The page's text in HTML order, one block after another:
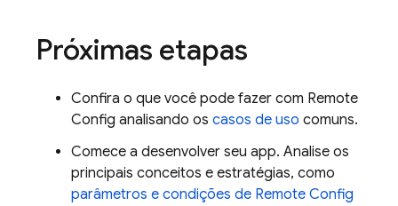
Próximas etapas
Confira o que você pode fazer com Remote
Config analisando os casos de uso comuns.
Comece a desenvolver seu app. Analise os
principais conceitos e estratégias, como
parâmetros e condições de Remote Config